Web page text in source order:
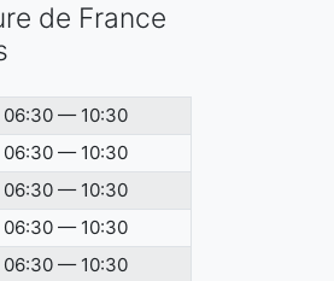
de France
06:30 — 10:30
06:30 — 10:30
06:30 — 10:30
06:30 — 10:30
06:30 — 10:30